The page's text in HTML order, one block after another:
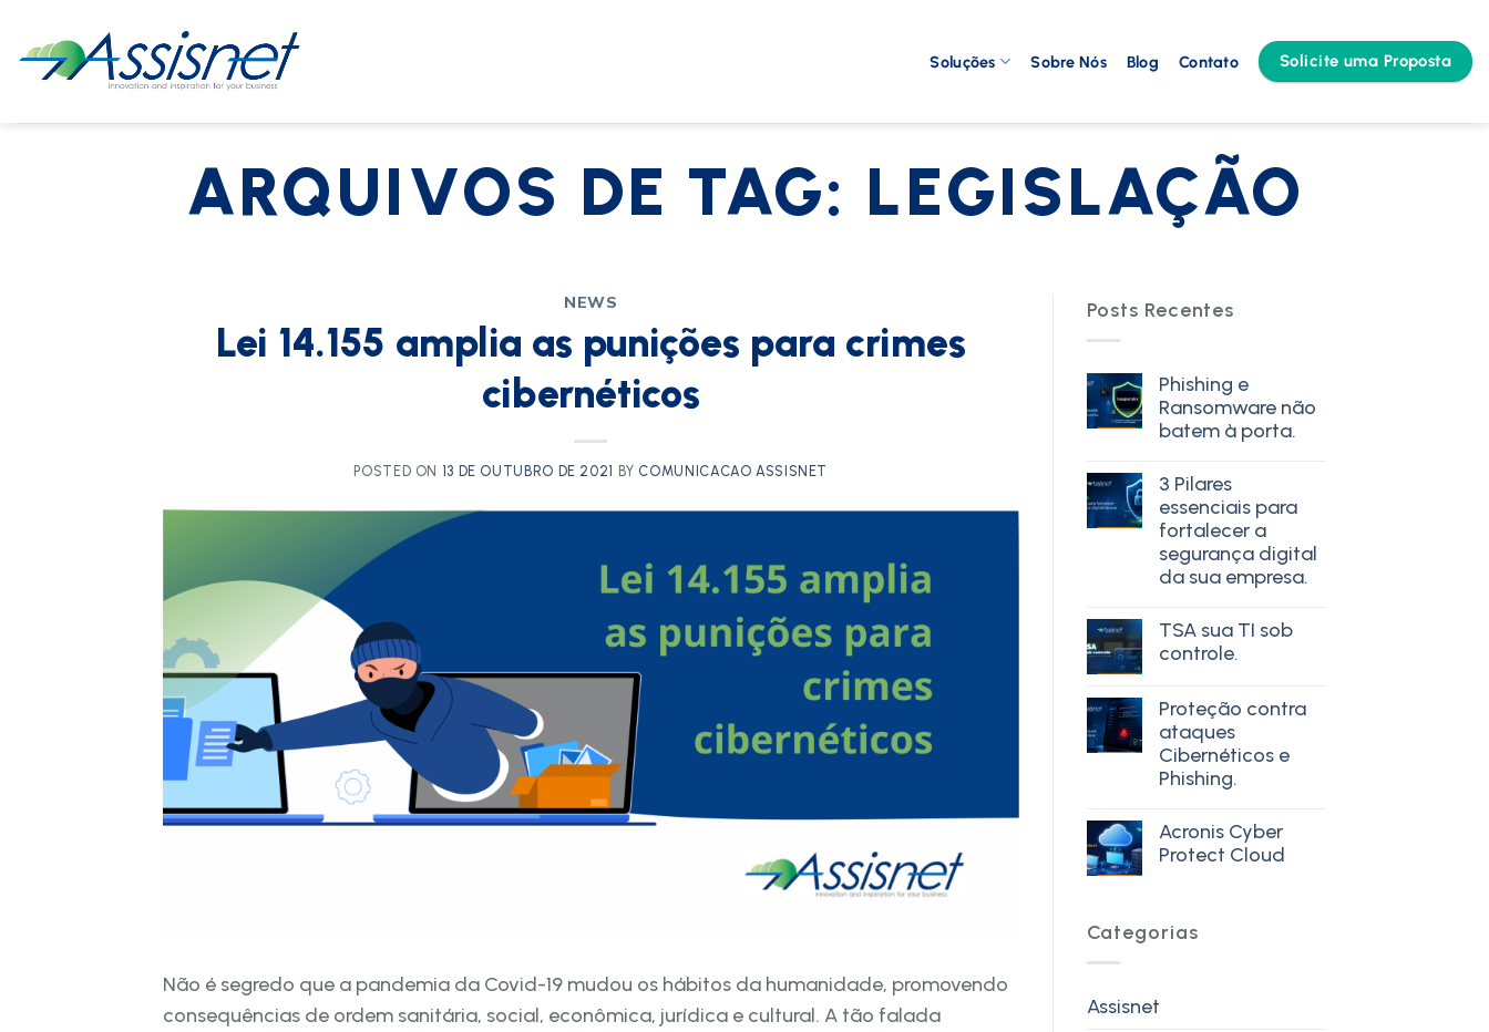
Soluções Sobre Nós Blog Contato Solicite uma Proposta
ARQUIVOS DE TAG: LEGISLAÇÃO
NEWS
Lei 14.155 amplia as punições para crimes
cibernéticos
POSTED ON 13 DE OUTUBRO DE 2021 BY COMUNICACAO ASSISNET
Não é segredo que a pandemia da Covid-19 mudou os hábitos da humanidade, promovendo
consequências de ordem sanitária, social, econômica, jurídica e cultural. A tão falada
Posts Recentes
Phishing e
Ransomware não
batem à porta.
3 Pilares
essenciais para
fortalecer a
segurança digital
da sua empresa.
TSA sua TI sob
controle.
Proteção contra
ataques
Cibernéticos e
Phishing.
Acronis Cyber
Protect Cloud
Categorias
Assisnet